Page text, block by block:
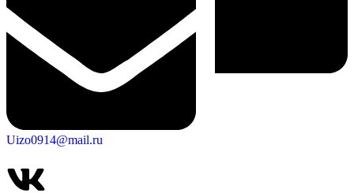
Uizo0914@mail.ru